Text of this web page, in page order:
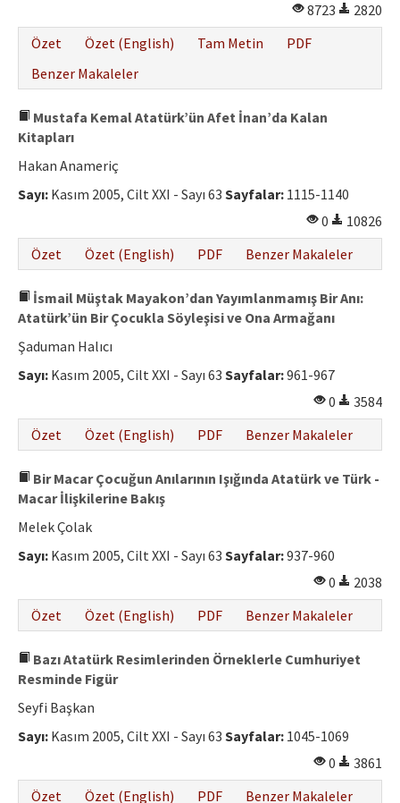
8723
2820
Özet
Özet (English) Tam Metin
PDF
Benzer Makaleler
Mustafa Kemal Atatürk’ün Afet İnan’da Kalan
Kitapları
Hakan Anameriç
Sayı: Kasım 2005, Cilt XXI - Sayı 63 Sayfalar: 1115-1140
0
10826
Özet
Özet (English) PDF Benzer Makaleler
İsmail Müştak Mayakon’dan Yayımlanmamış Bir Anı:
Atatürk’ün Bir Çocukla Söyleşisi ve Ona Armağanı
Şaduman Halıcı
Sayı: Kasım 2005, Cilt XXI - Sayı 63 Sayfalar:961-967
0
3584
Özet
Özet (English) PDF Benzer Makaleler
Bir Macar Çocuğun Anılarının Işığında Atatürk ve Türk -
Macar İlişkilerine Bakış
Melek Çolak
Sayı: Kasım 2005, Cilt XXI - Sayı 63 Sayfalar:937-960
0
2038
Özet
Özet (English) PDF Benzer Makaleler
Bazı Atatürk Resimlerinden Örneklerle Cumhuriyet
Resminde Figür
Seyfi Başkan
Sayı: Kasım 2005, Cilt XXI - Sayı 63 Sayfalar: 1045-1069
0
3861
Özet
Özet (English) PDF Benzer Makaleler